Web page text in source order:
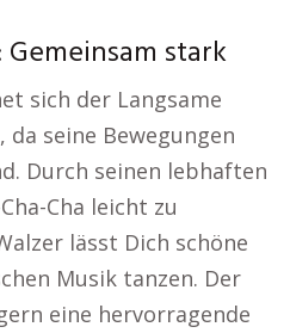
stark
sich der Langsame
seine Bewegungen
Durch seinen lebhaften
Cha leicht zu
lässt Dich schöne
Musik tanzen. Der
eine hervorragende